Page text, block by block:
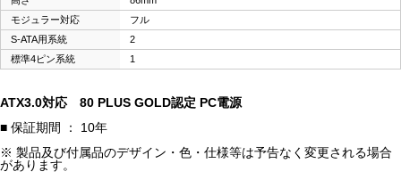
モジュラー対応
フル
S-ATA用系統
2
標準4ピン系統
1
ATX3.0対応 80 PLUS GOLD認定 PC電源
■ 保証期間 ： 10年
※ 製品及び付属品のデザイン・色・仕様等は予告なく変更される場合
があります。